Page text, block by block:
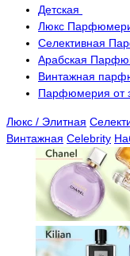
Детская
Люкс
Селективная
Арабская
Винтажная
Парфюмерия от
Люкс / Элитная
Винтажная Celebrity